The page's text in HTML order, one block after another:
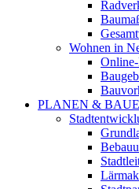
Wohnen in
PLANEN &